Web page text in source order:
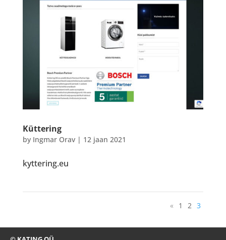
Küttering
by Ingmar Orav| 12 jaan 2021
kyttering.eu
« 1 2 3